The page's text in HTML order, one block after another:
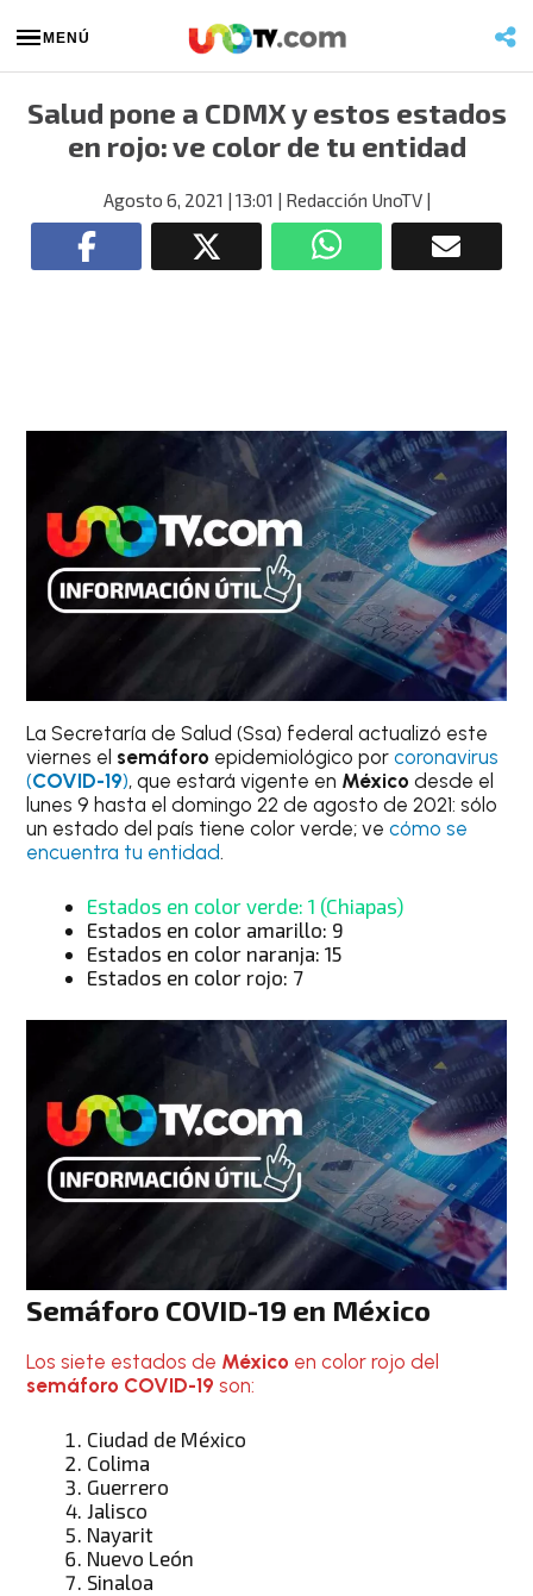
MENÚ
Salud pone a CDMX y estos estados
en rojo: ve color de tu entidad
Agosto 6, 2021 | 13:01 | Redacción UnoTV|
La Secretaría de Salud (Ssa) federal actualizó este
viernes el semáforo epidemiológico porcoronavirus
(COVID-19), que estará vigente en México desde el
lunes 9 hasta el domingo 22 de agosto de 2021: sólo
un estado del país tiene color verde; vecómo se
encuentra tu entidad.
Estados en color verde: 1 (Chiapas)
Estados en color amarillo: 9
Estados en color naranja: 15
Estados en color rojo: 7
Semáforo COVID-19 en México
Los siete estados de México en color rojo del
semáforo COVID-19 son:
Ciudad de México
Colima
Guerrero
Jalisco
Nayarit
Nuevo León
Sinaloa